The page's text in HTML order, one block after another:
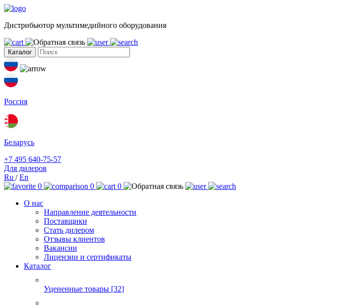
Дистрибьютор мультимедийного оборудования
Каталог
Россия
Беларусь
+7 495 640-75-57
Для дилеров
Ru /En
0
0
0
О нас
Направление деятельности
Поставщики
Стать дилером
Отзывы клиентов
Вакансии
Лицензии и сертификаты
Каталог
Уцененные товары [32]